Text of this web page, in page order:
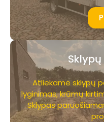
Atliekame sklypų
lyginimas, krūmų
Sklypas